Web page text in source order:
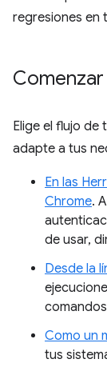
regresiones en
Comenzar
Elige el flujo de
adapte a tus
En las
Chrome.
de usar,
Desde la
Como un
tus